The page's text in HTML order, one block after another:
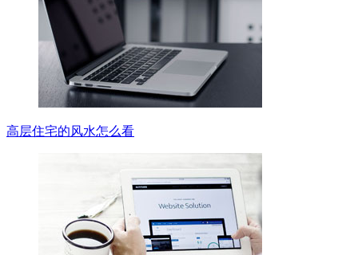
高层住宅的风水怎么看